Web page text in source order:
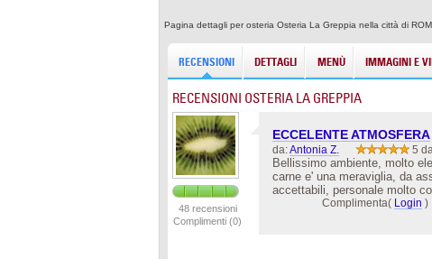
Pagina dettagli per osteria Osteria La Greppia nella città di
RECENSIONI DETTAGLI MENÙ IMMAGINI E
RECENSIONI OSTERIA LA GREPPIA
48 recensioni
Complimenti (0)
ECCELENTE ATMOSFERA
da:Antonia Z. 5
Bellissimo ambiente, molto
carne e' una meraviglia, da
accettabili, personale molto
Complimenta( Login )